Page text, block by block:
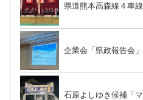
県道熊本高森線４車
企業会「県政報告会
石原よしゆき候補「マ